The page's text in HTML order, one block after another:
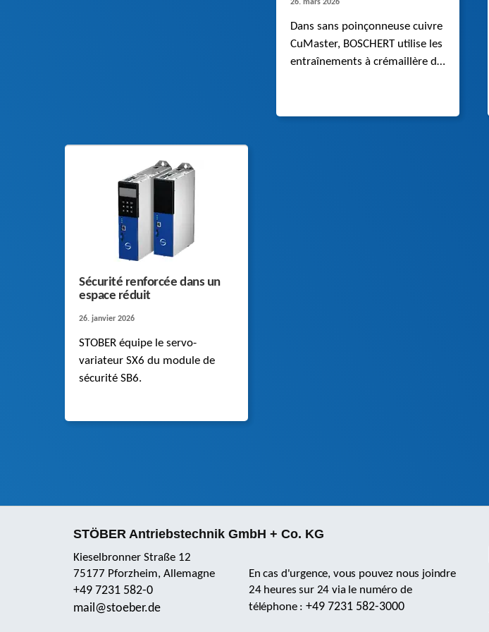
26. mars 2026
Dans sans poinçonneuse cuivre
CuMaster, BOSCHERT utilise les
entraînements à crémaillère de
broche, ils sont plus rapides et
Sécurité renforcée dans un
espace réduit
26. janvier 2026
STOBER équipe le servo-
variateur SX6 du module de
sécurité SB6.
STÖBER Antriebstechnik GmbH + Co. KG
Kieselbronner Straße 12
75177 Pforzheim, Allemagne
+49 7231 582-0
mail@stoeber.de
En cas d'urgence, vous pouvez nous joindre
24 heures sur 24 via le numéro de
téléphone : +49 7231 582-3000